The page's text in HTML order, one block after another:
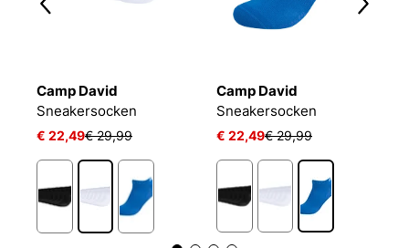
Camp David
Sneakersocken
€ 22,49€ 29,99
Camp David
Sneakersocken
€ 22,49€ 29,99